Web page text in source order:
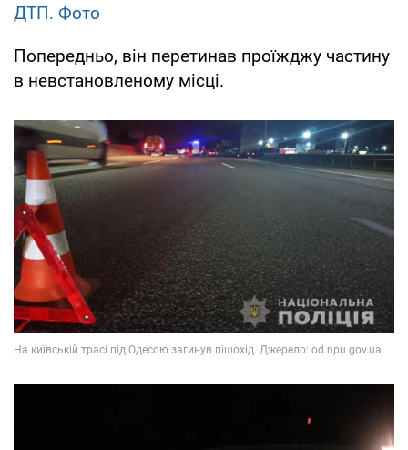
ДТП. Фото
Попередньо, він перетинав проїжджу частину
в невстановленому місці.